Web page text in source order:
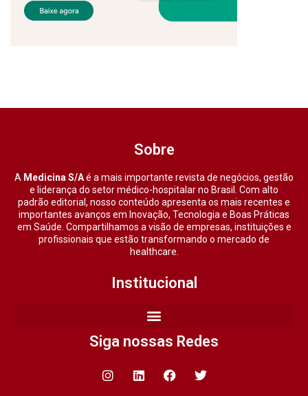
Sobre
A Medicina S/Aé a mais importante revista de negócios, gestão
e liderança do setor médico-hospitalar no Brasil. Com alto
padrão editorial, nosso conteúdo apresenta os mais recentes e
importantes avanços em Inovação, Tecnologia e Boas Práticas
em Saúde. Compartilhamos a visão de empresas, instituições e
profissionais que estão transformando o mercado de
healthcare.
Institucional
Siga nossas Redes